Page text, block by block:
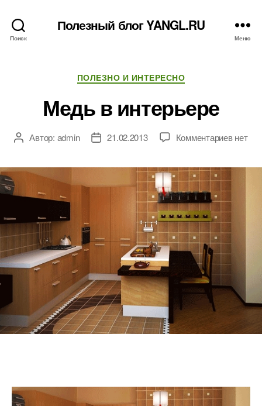
Поиск
Полезный блог YANGL.RU
Меню
Рубрики
ПОЛЕЗНО И ИНТЕРЕСНО
Медь в интерьере
АвторАвтор: admin
Дата21.02.2013 Комментариевк
нет